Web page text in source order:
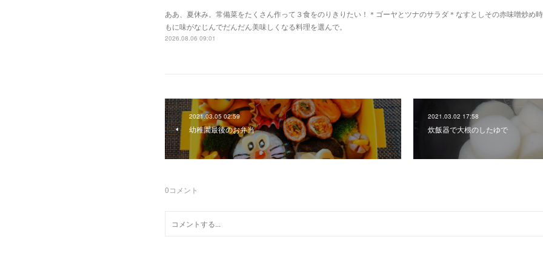
ああ、夏休み。常備菜をたくさん作って３食をのりきりたい！＊ゴーヤとツナのサラダ＊なすとしその赤味噌炒め
もに味がなじんでだんだん美味しくなる料理を選んで。
2026.08.06 09:01
2021.03.05 02:59
幼稚園最後のお弁当
2021.03.02 17:58
炊飯器で大根のしたゆで
0コメント